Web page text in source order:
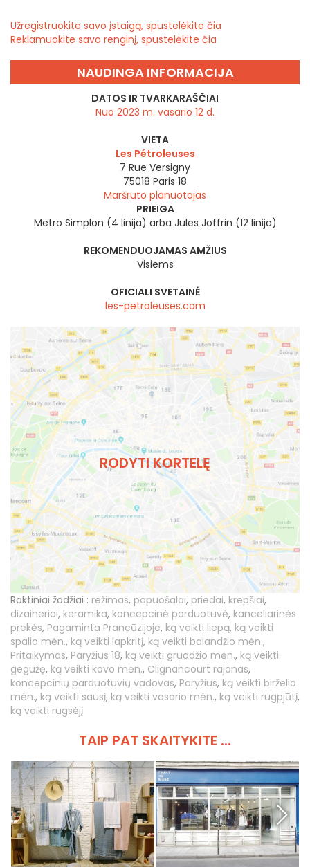
Užregistruokite savo įstaigą, spustelėkite čia
Reklamuokite savo renginį, spustelėkite čia
NAUDINGA INFORMACIJA
DATOS IR TVARKARAŠČIAI
Nuo 2023 m. vasario 12 d.
VIETA
Les Pétroleuses
7 Rue Versigny
75018 Paris 18
Maršruto planuotojas
PRIEIGA
Metro Simplon (4 linija) arba Jules Joffrin (12 linija)
REKOMENDUOJAMAS AMŽIUS
Visiems
OFICIALI SVETAINĖ
les-petroleuses.com
RODYTI KORTELĘ
Raktiniai žodžiai : režimas, papuošalai, priedai, krepšiai,
dizaineriai, keramika, koncepcinė parduotuvė, kanceliarinės
prekės, Pagaminta Prancūzijoje, ką veikti liepą, ką veikti
spalio mėn., ką veikti lapkritį, ką veikti balandžio mėn.,
Pritaikymas, Paryžius 18, ką veikti gruodžio mėn., ką veikti
gegužę, ką veikti kovo mėn., Clignancourt rajonas,
koncepcinių parduotuvių vadovas, Paryžius, ką veikti birželio
mėn., ką veikti sausį, ką veikti vasario mėn., ką veikti rugpjūtį,
ką veikti rugsėjį
TAIP PAT SKAITYKITE ...